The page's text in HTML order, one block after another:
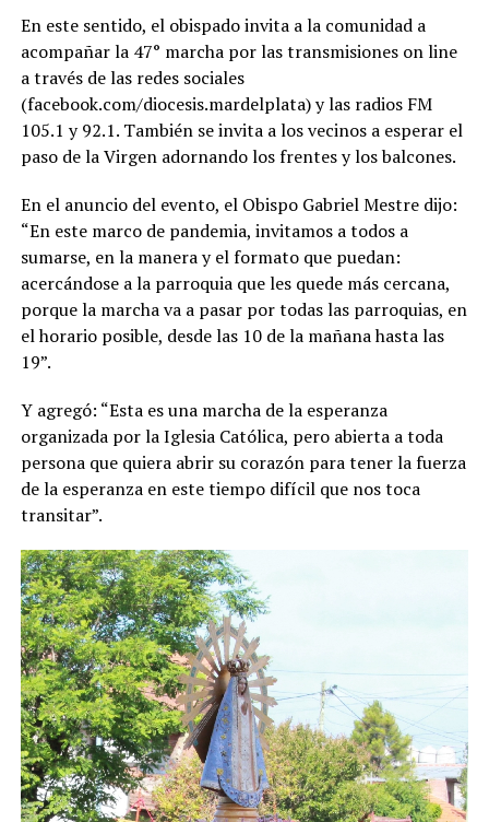
En este sentido, el obispado invita a la comunidad a
acompañar la 47° marcha por las transmisiones on line
a través de las redes sociales
(facebook.com/diocesis.mardelplata) y las radios FM
105.1 y 92.1. También se invita a los vecinos a esperar el
paso de la Virgen adornando los frentes y los balcones.
En el anuncio del evento, el Obispo Gabriel Mestre dijo:
“En este marco de pandemia, invitamos a todos a
sumarse, en la manera y el formato que puedan:
acercándose a la parroquia que les quede más cercana,
porque la marcha va a pasar por todas las parroquias, en
el horario posible, desde las 10 de la mañana hasta las
19”.
Y agregó: “Esta es una marcha de la esperanza
organizada por la Iglesia Católica, pero abierta a toda
persona que quiera abrir su corazón para tener la fuerza
de la esperanza en este tiempo difícil que nos toca
transitar”.